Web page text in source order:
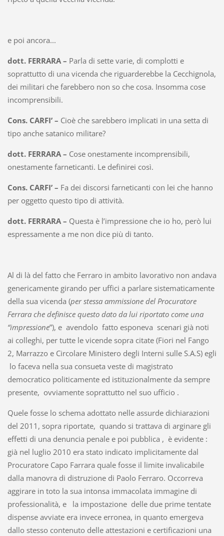
e poi ancora...
dott. FERRARA – Parla di sette varie, di complotti e
soprattutto di una vicenda che riguarderebbe la Cecchignola,
dei militari che farebbero non so che cosa. Insomma cose
incomprensibili.
Cons. CARFI’ – Cioè che sarebbero implicati in una setta di
tipo anche satanico militare?
dott. FERRARA – Cose onestamente incomprensibili,
onestamente farneticanti. Le definirei così.
Cons. CARFI’ – Fa dei discorsi farneticanti con lei che hanno
per oggetto questo tipo di attività.
dott. FERRARA – Questa è l’impressione che io ho, però lui
espressamente a me non dice più di tanto.
Al di là del fatto che Ferraro in ambito lavorativo non andava
genericamente girando per uffici a parlare sistematicamente
della sua vicenda (per stessa ammissione del Procuratore
Ferrara che definisce questo dato da lui riportato come una
“impressione”), e avendolo fatto esponeva scenari già noti
ai colleghi, per tutte le vicende sopra citate (Fiori nel Fango
2, Marrazzo e Circolare Ministero degli Interni sulle S.A.S) egli
lo faceva nella sua consueta veste di magistrato
democratico politicamente ed istituzionalmente da sempre
presente, ovviamente soprattutto nel suo ufficio .
Quele fosse lo schema adottato nelle assurde dichiarazioni
del 2011, sopra riportate, quando si trattava di arginare gli
effetti di una denuncia penale e poi pubblica , è evidente :
già nel luglio 2010 era stato indicato implicitamente dal
Procuratore Capo Farrara quale fosse il limite invalicabile
dalla manovra di distruzione di Paolo Ferraro. Occorreva
aggirare in toto la sua intonsa immacolata immagine di
professionalità, e la impostazione delle due prime tentate
dispense avviate era invece erronea, in quanto emergeva
dallo stesso contenuto delle attestazioni e certificazioni una